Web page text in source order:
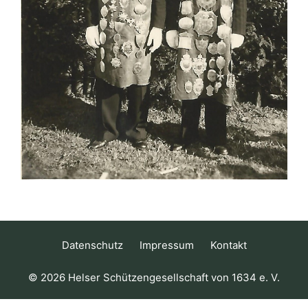
Datenschutz Impressum Kontakt
© 2026 Helser Schützengesellschaft von 1634 e. V.